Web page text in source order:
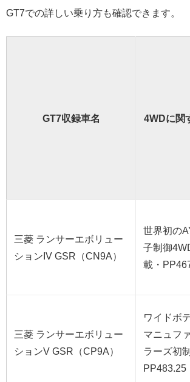
GT7での詳しい乗り方も確認できます。
GT7収録車名 4WDに関
三菱 ランサーエボリュー
ションIV GSR（CN9A）
世界初の
子制御
載・
三菱 ランサーエボリュー
ションV GSR（CP9A）
ワイドボ
マニュフ
ラーズ初
PP483.25